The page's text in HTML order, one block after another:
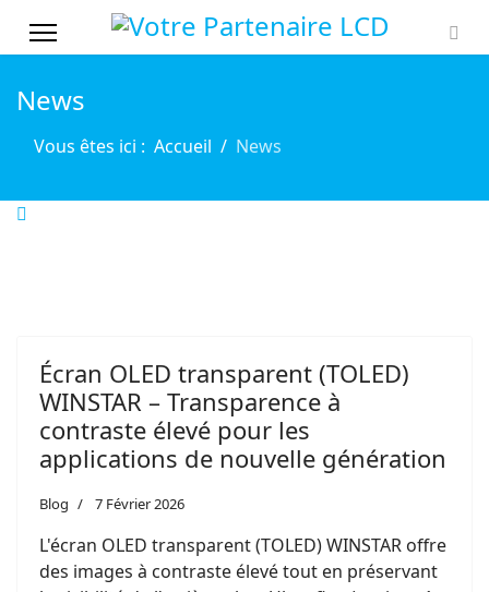
News
Vous êtes ici : Accueil News
Écran OLED transparent (TOLED)
WINSTAR – Transparence à
contraste élevé pour les
applications de nouvelle génération
Blog 7 Février 2026
L'écran OLED transparent (TOLED) WINSTAR offre
des images à contraste élevé tout en préservant